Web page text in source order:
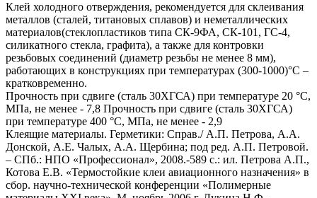
Клей холодного отверждения, рекомендуется для склеивания
металлов (сталей, титановых сплавов) и неметаллических
материалов(стеклопластиков типа СК-9ФА, СК-101, ГС-4,
силикатного стекла, графита), а также для контровки
резьбовых соединений (диаметр резьбы не менее 8 мм),
работающих в конструкциях при температурах (300-1000)°С –
кратковременно.
Прочность при сдвиге (сталь 30ХГСА) при температуре 20 °С,
МПа, не менее - 7,8 Прочность при сдвиге (сталь 30ХГСА)
при температуре 400 °С, МПа, не менее - 2,9
Клеящие материалы. Герметики: Справ./ А.П. Петрова, А.А.
Донской, А.Е. Чалых, А.А. Щербина; под ред. А.П. Петровой.
– СПб.: НПО «Профессионал», 2008.-589 с.: ил. Петрова А.П.,
Котова Е.В. «Термостойкие клеи авиационного назначения» в
сбор. научно-технической конференции «Полимерные